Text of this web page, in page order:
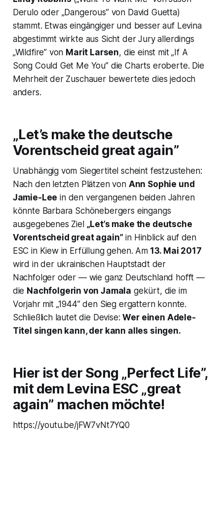
Derulo oder „Dangerous” von David Guetta)
stammt. Etwas eingängiger und besser auf Levina
abgestimmt wirkte aus Sicht der Jury allerdings
„Wildfire” von Marit Larsen, die einst mit „If A
Song Could Get Me You” die Charts eroberte. Die
Mehrheit der Zuschauer bewertete dies jedoch
anders.
„Let’s make the deutsche
Vorentscheid great again”
Unabhängig vom Siegertitel scheint festzustehen:
Nach den letzten Plätzen von Ann Sophie und
Jamie-Lee in den vergangenen beiden Jahren
könnte Barbara Schönebergers eingangs
ausgegebenes Ziel „Let’s make the deutsche
Vorentscheid great again” in Hinblick auf den
ESC in Kiew in Erfüllung gehen. Am13. Mai 2017
wird in der ukrainischen Hauptstadt der
Nachfolger oder — wie ganz Deutschland hofft —
die Nachfolgerin von Jamala gekürt, die im
Vorjahr mit „1944” den Sieg ergattern konnte.
Schließlich lautet die Devise:Wer einen Adele-
Titel singen kann, der kann alles singen.
Hier ist der Song „Perfect Life”,
mit dem Levina ESC „great
again” machen möchte!
https://youtu.be/jFW7vNt7YQ0